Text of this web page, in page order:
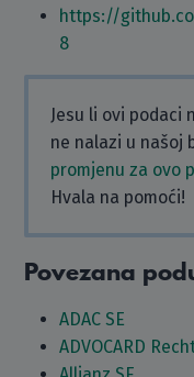
https://
8
Jesu li ovi podaci
ne nalazi u našoj
promjenu za ovo
Hvala na pomoći!
Povezana
ADAC SE
ADVOCARD